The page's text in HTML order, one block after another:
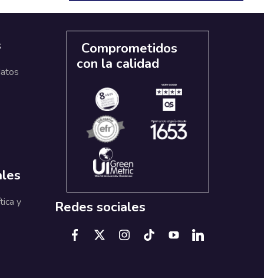
y
Comprometidos
con la calidad
Redes sociales